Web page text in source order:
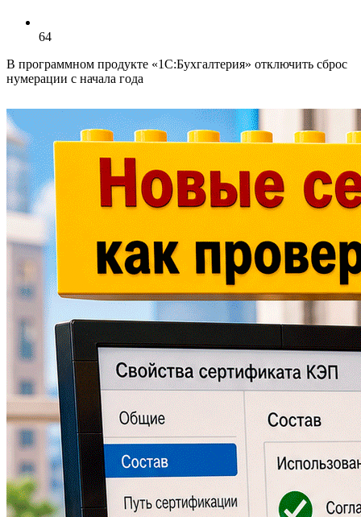
64
В программном продукте «1С:Бухгалтерия» отключить сброс
нумерации с начала года